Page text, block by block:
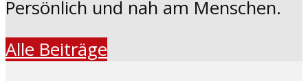
Persönlich und nah am Menschen.
Alle Beiträge